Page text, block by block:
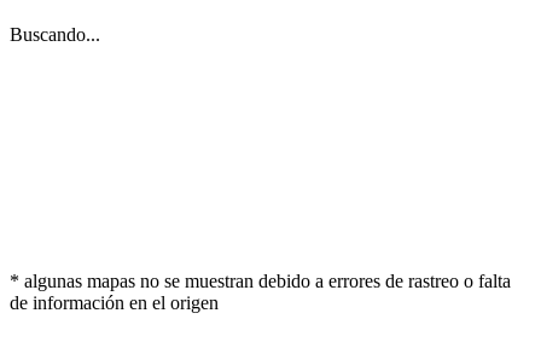
Buscando...
* algunas mapas no se muestran debido a errores de rastreo o falta
de información en el origen